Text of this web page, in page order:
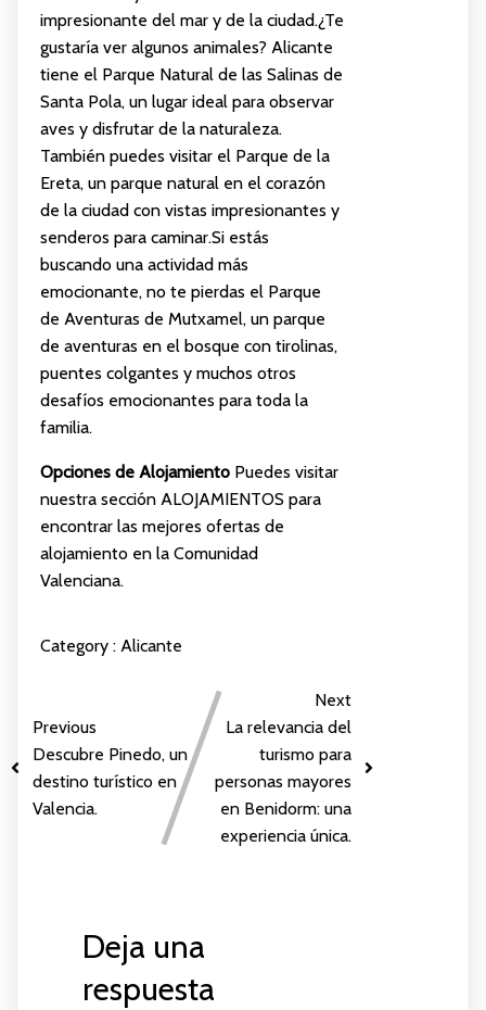
impresionante del mar y de la ciudad.¿Te
gustaría ver algunos animales? Alicante
tiene el Parque Natural de las Salinas de
Santa Pola, un lugar ideal para observar
aves y disfrutar de la naturaleza.
También puedes visitar el Parque de la
Ereta, un parque natural en el corazón
de la ciudad con vistas impresionantes y
senderos para caminar.Si estás
buscando una actividad más
emocionante, no te pierdas el Parque
de Aventuras de Mutxamel, un parque
de aventuras en el bosque con tirolinas,
puentes colgantes y muchos otros
desafíos emocionantes para toda la
familia.
Opciones de AlojamientoPuedes visitar
nuestra sección ALOJAMIENTOS para
encontrar las mejores ofertas de
alojamiento en la Comunidad
Valenciana.
Category : Alicante
Previous
Descubre Pinedo, un
destino turístico en
Valencia.
Next
La relevancia del
turismo para
personas mayores
en Benidorm: una
experiencia única.
Deja una
respuesta